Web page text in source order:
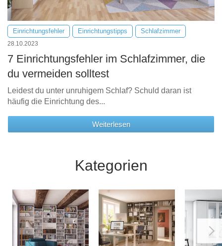
Einrichtungsfehler Einrichtungstipps Schlafzimmer
28.10.2023
7 Einrichtungsfehler im Schlafzimmer, die
du vermeiden solltest
Leidest du unter unruhigem Schlaf? Schuld daran ist
häufig die Einrichtung des...
Weiterlesen
Kategorien